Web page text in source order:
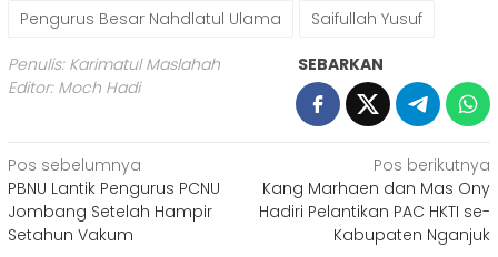
Pengurus Besar Nahdlatul Ulama
Saifullah Yusuf
Penulis: Karimatul Maslahah
Editor: Moch Hadi
SEBARKAN
Navigasi
pos
Pos sebelumnya
PBNU Lantik Pengurus PCNU
Jombang Setelah Hampir
Setahun Vakum
Pos berikutnya
Kang Marhaen dan Mas Ony
Hadiri Pelantikan PAC HKTI se-
Kabupaten Nganjuk